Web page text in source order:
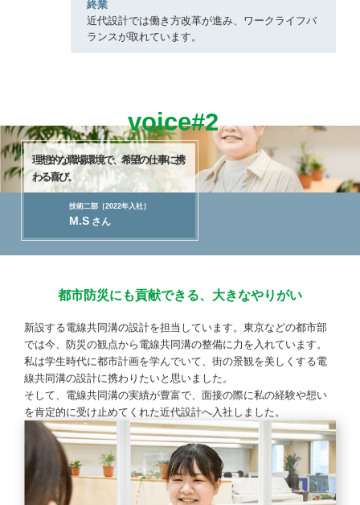
終業
近代設計では働き方改革が進み、ワークライフバ
ランスが取れています。
voice#2
理想的な職場環境で、希望の仕事に携
わる喜び。
技術二部［2022年入社］
M.S さん
都市防災にも貢献できる、大きなやりがい
新設する電線共同溝の設計を担当しています。東京などの都市部
では今、防災の観点から電線共同溝の整備に力を入れています。
私は学生時代に都市計画を学んでいて、街の景観を美しくする電
線共同溝の設計に携わりたいと思いました。
そして、電線共同溝の実績が豊富で、面接の際に私の経験や想い
を肯定的に受け止めてくれた近代設計へ入社しました。